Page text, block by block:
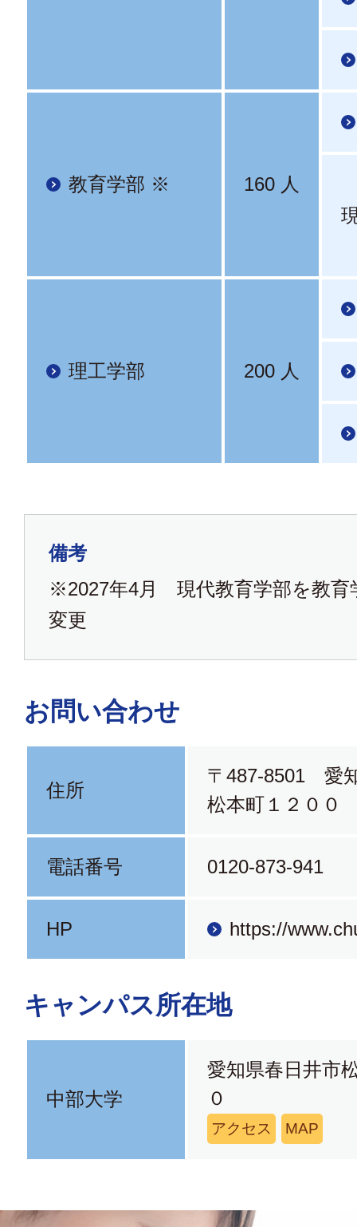
教育学部 ※
160 人
理工学部 200 人
備考
※2027年4月 現代教育学部を教育
変更
お問い合わせ
住所
〒487-8501 愛
松本町１２００
電話番号 0120-873-941
HP https://
キャンパス所在地
中部大学
愛知県春日井市
０
アクセス MAP